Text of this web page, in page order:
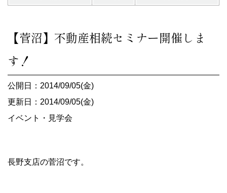
【菅沼】不動産相続セミナー開催しま
す！
公開日：2014/09/05(金)
更新日：2014/09/05(金)
イベント・見学会
長野支店の菅沼です。